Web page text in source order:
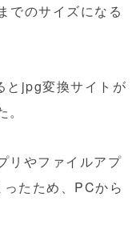
でのサイズになる
とjpg変換サイトが
リやファイルアプ
たため、PCから